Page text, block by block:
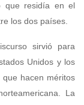
que residía en el
los dos países.
sirvió para
Unidos y los
hacen méritos
La